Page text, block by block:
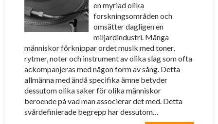
en myriad olika
forskningsområden och
omsätter dagligen en
miljardindustri. Många
människor förknippar ordet musik med toner,
rytmer, noter och instrument av olika slag som ofta
ackompanjeras med någon form av sång. Detta
allmänna med ändå specifika ämne betyder
dessutom olika saker för olika människor
beroende på vad man associerar det med. Detta
svårdefinierade begrepp har dessutom…